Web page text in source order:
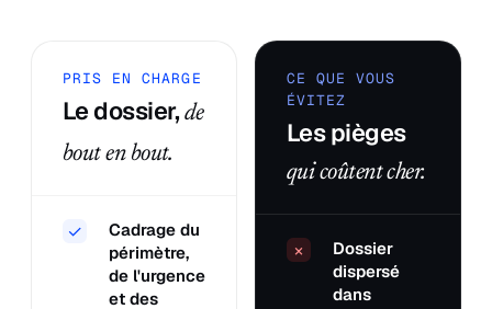
PRIS EN CHARGE
Le dossier,de
bout en bout.
✓
Cadrage du
périmètre,
de l'urgence
et des
CE QUE VOUS
ÉVITEZ
Les pièges
qui coûtent cher.
×
Dossier
dispersé
dans